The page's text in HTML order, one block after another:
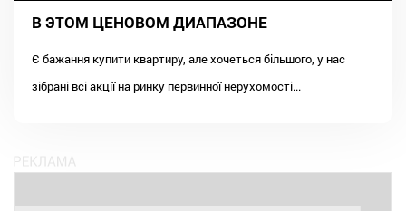
В ЭТОМ ЦЕНОВОМ ДИАПАЗОНЕ
Є бажання купити квартиру, але хочеться більшого, у нас
зібрані всі акції на ринку первинної нерухомості...